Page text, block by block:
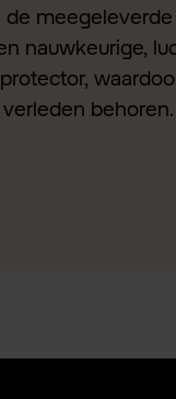
de
nauwkeurige,
behoren.